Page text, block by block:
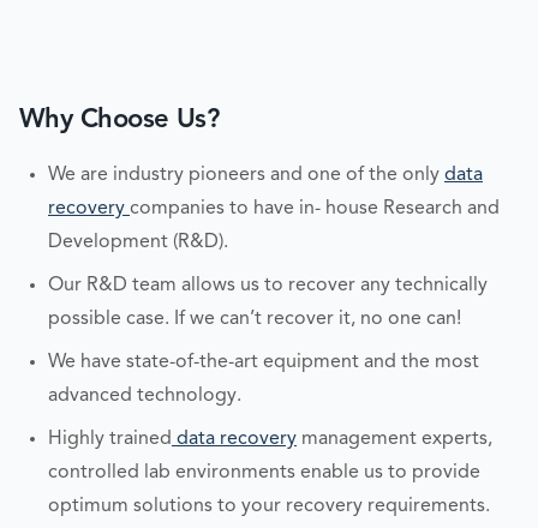
Why Choose Us?
We are industry pioneers and one of the only data
recovery companies to have in- house Research and
Development (R&D).
Our R&D team allows us to recover any technically
possible case. If we can’t recover it, no one can!
We have state-of-the-art equipment and the most
advanced technology.
Highly trained data recovery management experts,
controlled lab environments enable us to provide
optimum solutions to your recovery requirements.